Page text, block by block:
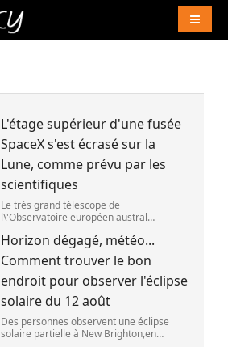
L'étage supérieur d'une fusée
SpaceX s'est écrasé sur la
Lune, comme prévu par les
scientifiques
Le très grand télescope de
l\'Observatoire européen austral
que l\'étage supérieur d\'une fusée de
SpaceX s\'est bien écrasé sur la Lune,le 5
aoû
Horizon dégagé, météo...
Comment trouver le bon
endroit pour observer l'éclipse
solaire du 12 août
Des personnes observent une éclipse
solaire partielle à New Brighton,en